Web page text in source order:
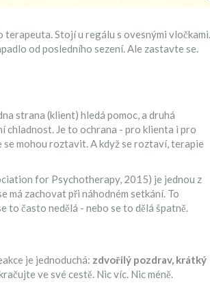
Stojí u regálu s ovesnými vločkami.
od posledního sezení. Ale zastavte se.
strana (klient) hledá pomoc, a druhá
chladnost. Je to ochrana - pro klienta i pro
mohou roztavit. A když se roztaví, terapie
for Psychotherapy, 2015) je jednou z
má zachovat při náhodném setkání. To
to často nedělá - nebo se to dělá špatně.
je jednoduchá: zdvořilý pozdrav, krátký
ve své cestě. Nic víc. Nic méně.